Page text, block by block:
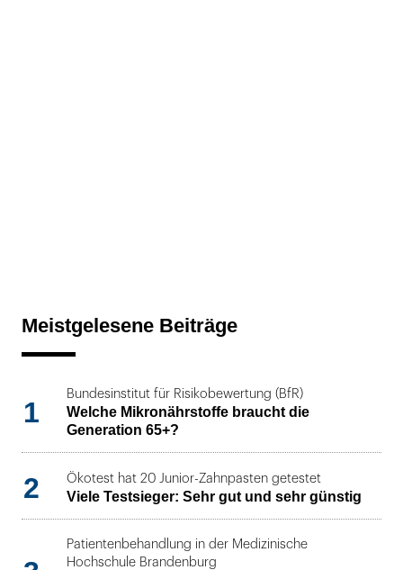
Meistgelesene Beiträge
1
Bundesinstitut für Risikobewertung (BfR)
Welche Mikronährstoffe braucht die
Generation 65+?
2 Ökotest hat 20 Junior-Zahnpasten getestet
Viele Testsieger: Sehr gut und sehr günstig
Patientenbehandlung in der Medizinische
Hochschule Brandenburg